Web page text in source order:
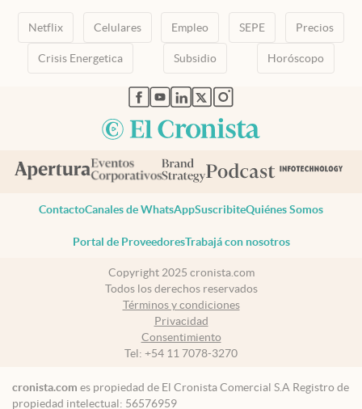
Netflix Celulares Empleo SEPE Precios
Crisis Energetica Subsidio Horóscopo
abre en nueva pestaña
abre en nueva pestaña
abre en nueva pestaña
abre en nueva pestaña
abre en nueva pestaña
ContactoCanales de WhatsAppSuscribiteQuiénes Somos
Portal de ProveedoresTrabajá con nosotros
Copyright 2025 cronista.com
Todos los derechos reservados
Términos y condiciones
Privacidad
Consentimiento
Tel: +54 11 7078-3270
cronista.com es propiedad de El Cronista Comercial S.A Registro de
propiedad intelectual: 56576959